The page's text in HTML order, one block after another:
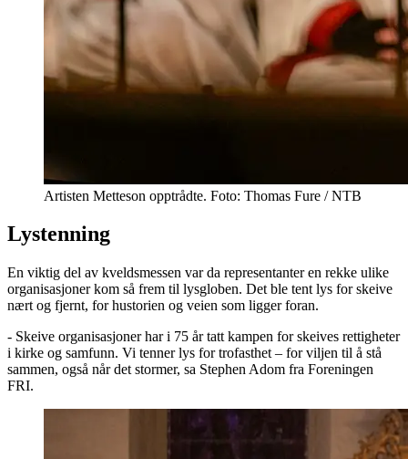
Artisten Metteson opptrådte. Foto: Thomas Fure / NTB
Lystenning
En viktig del av kveldsmessen var da representanter en rekke ulike
organisasjoner kom så frem til lysgloben. Det ble tent lys for skeive
nært og fjernt, for hustorien og veien som ligger foran.
- Skeive organisasjoner har i 75 år tatt kampen for skeives rettigheter
i kirke og samfunn. Vi tenner lys for trofasthet – for viljen til å stå
sammen, også når det stormer, sa Stephen Adom fra Foreningen
FRI.